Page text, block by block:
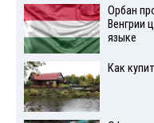
Орбан
Венгрии
языке
Как